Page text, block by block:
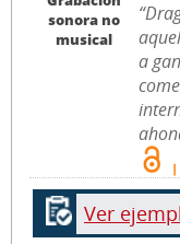
sonora no
musical
a
|
Ver